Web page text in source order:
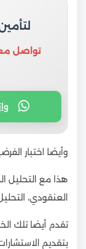
تواصل
وأيضا اختبار
هذا مع التحليل
العنقودي،
تقدم أيضا تلك
بتقديم